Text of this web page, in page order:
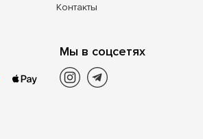
Контакты
Мы в соцсетях